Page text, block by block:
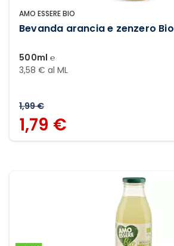
AMO ESSERE BIO
Bevanda arancia e zenzero Bio
500ml ℮
3,58 € al ML
1,99 €
1,79 €